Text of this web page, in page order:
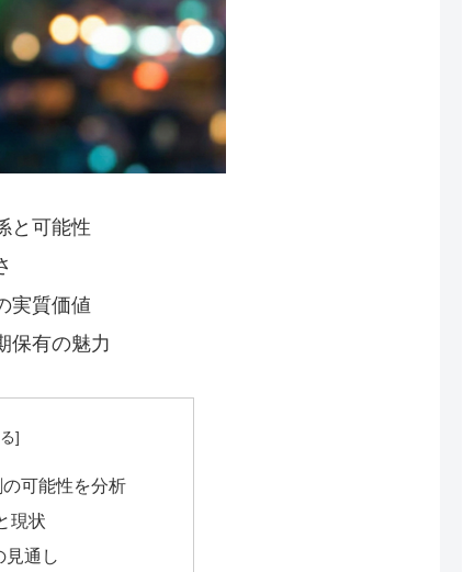
と可能性
実質価値
保有の魅力
可能性を分析
現状
見通し